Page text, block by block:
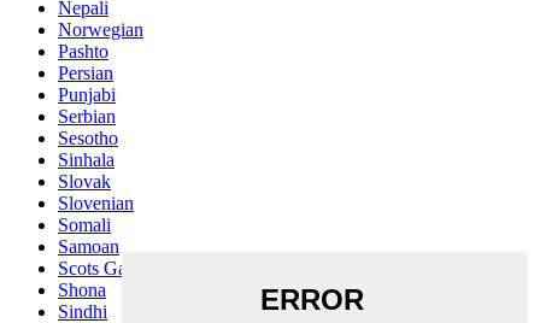
Nepali
Norwegian
Pashto
Persian
Punjabi
Serbian
Sesotho
Sinhala
Slovak
Slovenian
Somali
Samoan
Scots Gaelic
Shona
Sindhi